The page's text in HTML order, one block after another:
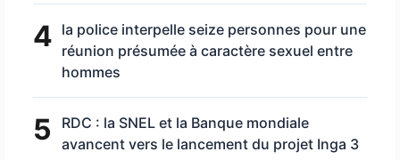
4 la police interpelle seize personnes pour une
réunion présumée à caractère sexuel entre
hommes
5
RDC : la SNEL et la Banque mondiale
avancent vers le lancement du projet Inga 3